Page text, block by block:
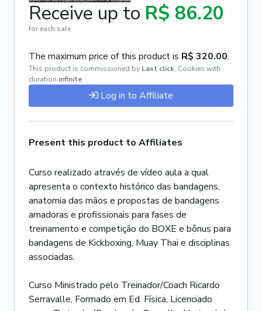
Receive up to R$ 86.20
for each sale
The maximum price of this product is R$ 320.00.
This product is commissioned by Last click, Cookies with
duration infinite.
Log in to Affiliate
Present this product to Affiliates
Curso realizado através de vídeo aula a qual
apresenta o contexto histórico das bandagens,
anatomia das mãos e propostas de bandagens
amadoras e profissionais para fases de
treinamento e competição do BOXE e bônus para
bandagens de Kickboxing, Muay Thai e disciplinas
associadas.
Curso Ministrado pelo Treinador/Coach Ricardo
Serravalle, Formado em Ed. Física, Licenciado